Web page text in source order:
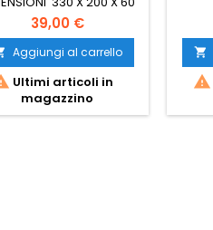
39,00 €
Aggiungi al carrello
Ultimi articoli in
magazzino

